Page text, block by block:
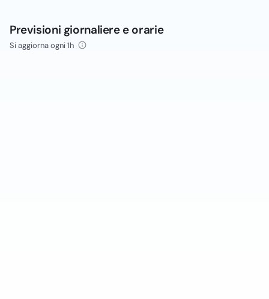
Previsioni giornaliere e orarie
Si aggiorna ogni 1h